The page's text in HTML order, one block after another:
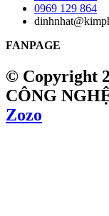
0969 129 864
FANPAGE
© Copyright
CÔNG
Zozo